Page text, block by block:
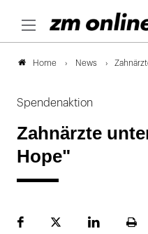
Home News
Spendenaktion
Zahnärzte
Hope"
FacebookPlattformLinekdInSeite